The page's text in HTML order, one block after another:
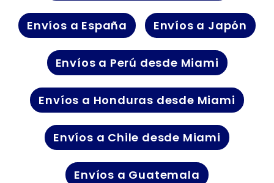
Envíos a España Envíos a Japón
Envíos a Perú desde Miami
Envíos a Honduras desde Miami
Envíos a Chile desde Miami
Envíos a Guatemala